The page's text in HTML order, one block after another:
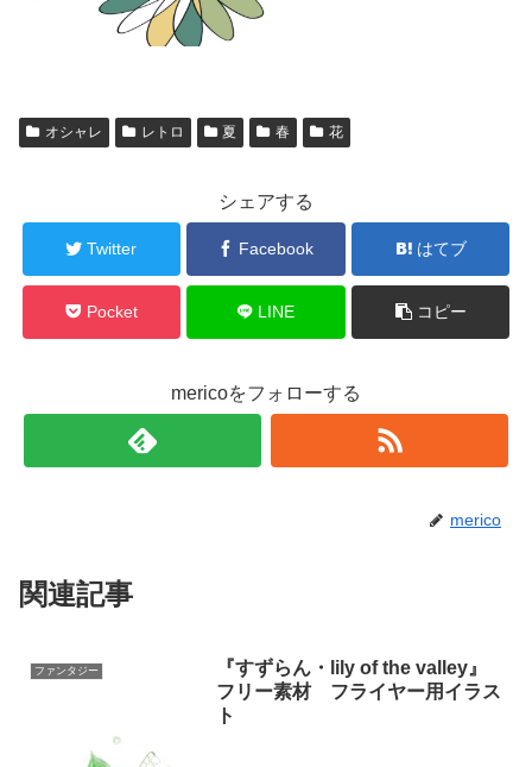
オシャレ レトロ 夏 春 花
シェアする
Twitter Facebook はてブ
Pocket LINE コピー
mericoをフォローする
merico
関連記事
ファンタジー
『すずらん・lily of the valley』
フリー素材 フライヤー用イラス
ト